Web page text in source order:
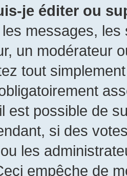
je éditer ou
messages,
un modérateur
tout
est possible de
si des
les
empêche de